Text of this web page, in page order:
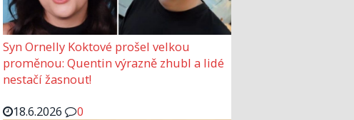
Syn Ornelly Koktové prošel velkou
proměnou: Quentin výrazně zhubl a lidé
nestačí žasnout!
18.6.2026
0